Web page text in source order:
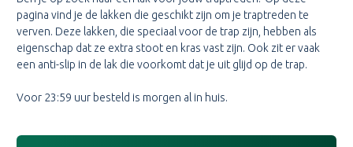
pagina vind je de lakken die geschikt zijn om je traptreden te
verven. Deze lakken, die speciaal voor de trap zijn, hebben als
eigenschap dat ze extra stoot en kras vast zijn. Ook zit er vaak
een anti-slip in de lak die voorkomt dat je uit glijd op de trap.
Voor 23:59 uur besteld is morgen al in huis.